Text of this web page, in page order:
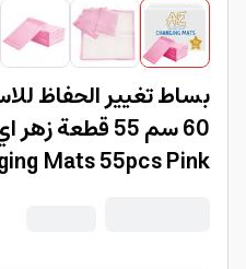
Disposable Changing Mats 55pcs Pink